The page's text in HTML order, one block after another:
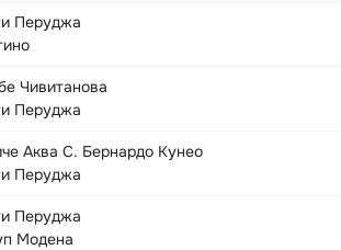
Перуджа
Чивитанова
Перуджа
Аква С. Бернардо Кунео
Перуджа
Перуджа
Модена